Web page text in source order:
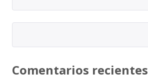
Comentarios recientes